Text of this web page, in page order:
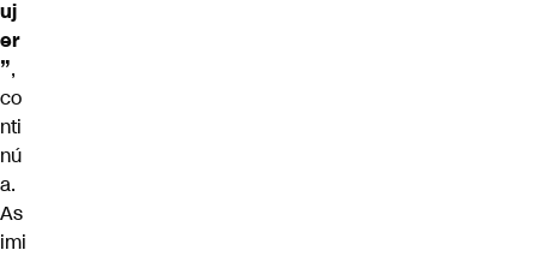
uj
er
”,
co
nti
nú
a.
As
imi